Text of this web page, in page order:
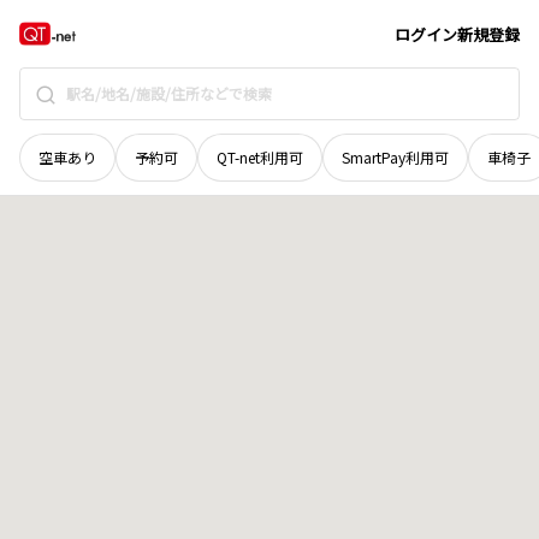
ログイン新規登録
空車あり 予約可 QT-net利用可 SmartPay利用可 車椅子
北海道